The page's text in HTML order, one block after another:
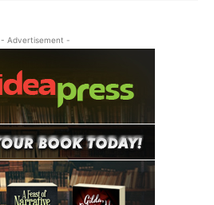
- Advertisement -